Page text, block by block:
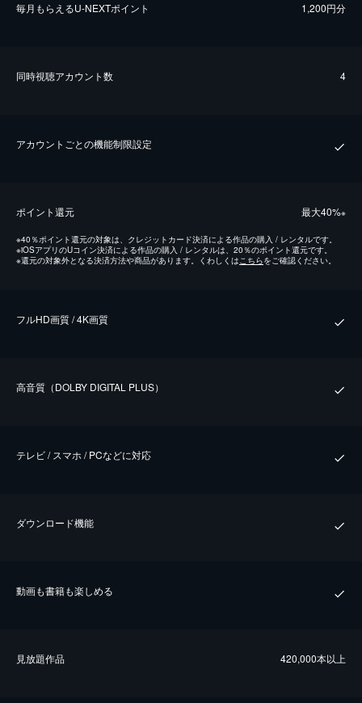
毎⽉もらえるU-NEXTポイント 1,200円分
同時視聴アカウント数 4
アカウントごとの機能制限設定
ポイント還元 最⼤40%※
※40％ポイント還元の対象は、クレジットカード決済による作品の購入 / レンタルです。
※iOSアプリのUコイン決済による作品の購入 / レンタルは、20％のポイント還元です。
※還元の対象外となる決済方法や商品があります。くわしくはこちらをご確認ください。
フルHD画質 / 4K画質
⾼⾳質（DOLBY DIGITAL PLUS）
テレビ / スマホ / PCなどに対応
ダウンロード機能
動画も書籍も楽しめる
⾒放題作品 420,000本以上